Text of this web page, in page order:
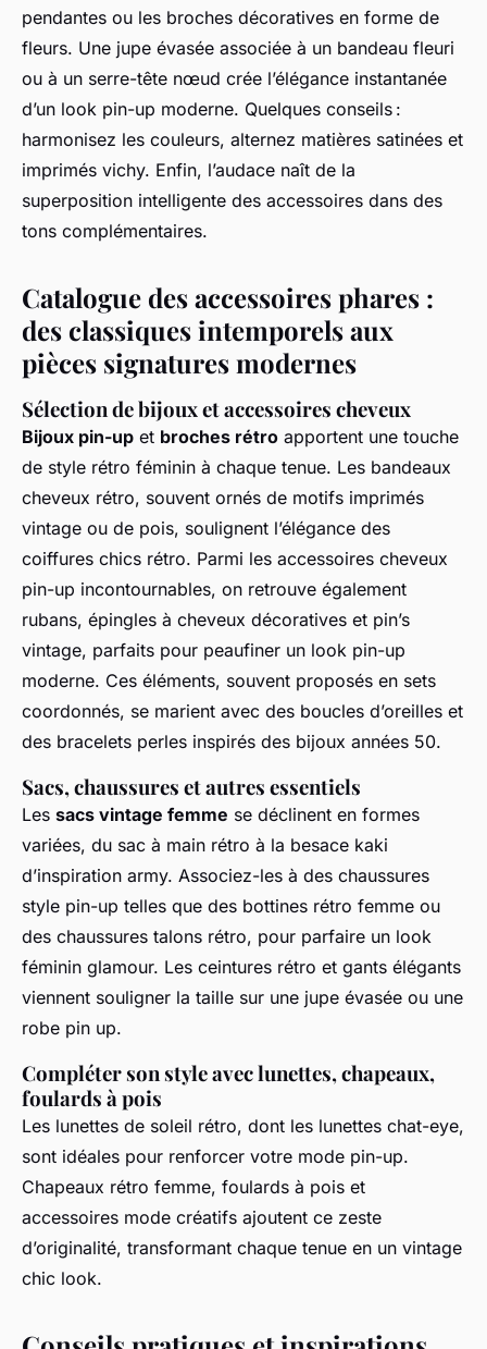
pendantes ou les broches décoratives en forme de
fleurs. Une jupe évasée associée à un bandeau fleuri
ou à un serre-tête nœud crée l’élégance instantanée
d’un look pin-up moderne. Quelques conseils :
harmonisez les couleurs, alternez matières satinées et
imprimés vichy. Enfin, l’audace naît de la
superposition intelligente des accessoires dans des
tons complémentaires.
Catalogue des accessoires phares :
des classiques intemporels aux
pièces signatures modernes
Sélection de bijoux et accessoires cheveux
Bijoux pin-up et broches rétro apportent une touche
de style rétro féminin à chaque tenue. Les bandeaux
cheveux rétro, souvent ornés de motifs imprimés
vintage ou de pois, soulignent l’élégance des
coiffures chics rétro. Parmi les accessoires cheveux
pin-up incontournables, on retrouve également
rubans, épingles à cheveux décoratives et pin’s
vintage, parfaits pour peaufiner un look pin-up
moderne. Ces éléments, souvent proposés en sets
coordonnés, se marient avec des boucles d’oreilles et
des bracelets perles inspirés des bijoux années 50.
Sacs, chaussures et autres essentiels
Les sacs vintage femme se déclinent en formes
variées, du sac à main rétro à la besace kaki
d’inspiration army. Associez-les à des chaussures
style pin-up telles que des bottines rétro femme ou
des chaussures talons rétro, pour parfaire un look
féminin glamour. Les ceintures rétro et gants élégants
viennent souligner la taille sur une jupe évasée ou une
robe pin up.
Compléter son style avec lunettes, chapeaux,
foulards à pois
Les lunettes de soleil rétro, dont les lunettes chat-eye,
sont idéales pour renforcer votre mode pin-up.
Chapeaux rétro femme, foulards à pois et
accessoires mode créatifs ajoutent ce zeste
d’originalité, transformant chaque tenue en un vintage
chic look.